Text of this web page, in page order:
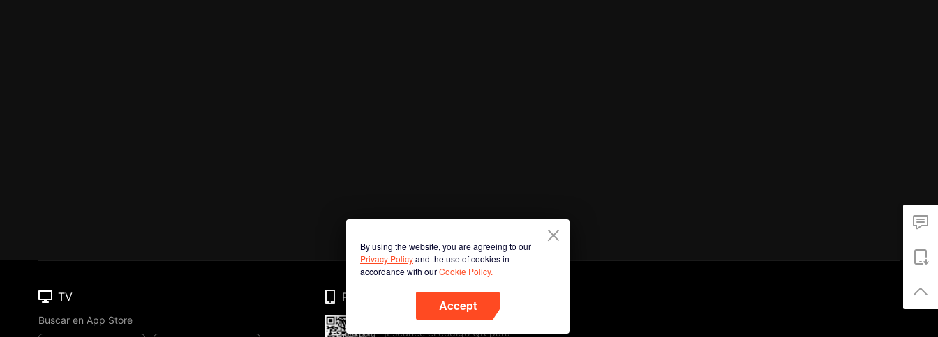
By using the website, you are agreeing to our
Privacy Policyand the use of cookies in
accordance with ourCookie Policy.
Accept
TV
Buscar en App Store
Phone
¡Escanee el código QR para